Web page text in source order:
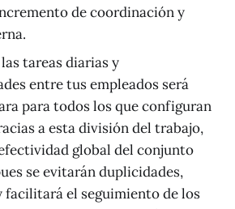
de coordinación y
tareas diarias y
entre tus empleados será
para todos los que configuran
a esta división del trabajo,
global del conjunto
se evitarán duplicidades,
facilitará el seguimiento de los